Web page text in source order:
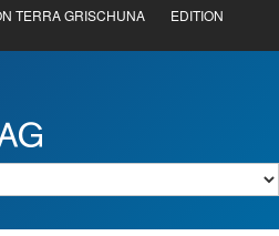
TERRA GRISCHUNA
EDITION